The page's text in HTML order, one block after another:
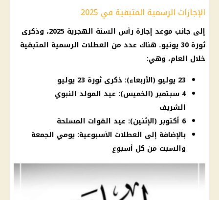
الإجازات الرسمية المتبقية في 2025
إلى جانب موعد إجازة رأس السنة الهجرية 2025
، وذكرى
ثورة 30 يونيو، هناك عدد من
العطلات الرسمية المتبقية
خلال العام، وهي:
23 يوليو (الأربعاء): ذكرى ثورة 23 يوليو
4 سبتمبر (الخميس): عيد المولد النبوي
الشريف
6 أكتوبر (الإثنين): عيد القوات المسلحة
بالإضافة إلى العطلات الأسبوعية: يومي الجمعة
والسبت من كل أسبوع